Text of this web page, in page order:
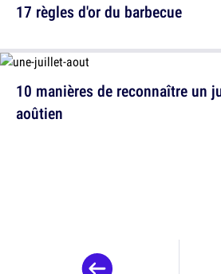
10 manières de reconnaître un
aoûtien
17 règles d'or du barbecue